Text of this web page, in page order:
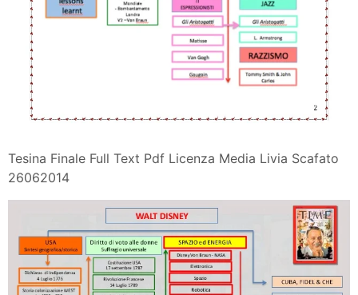
Tesina Finale Full Text Pdf Licenza Media Livia Scafato
26062014